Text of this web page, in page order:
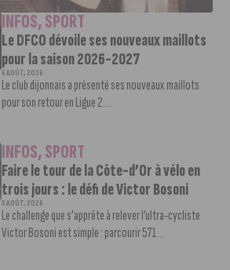
INFOS,SPORT
Le DFCO dévoile ses nouveaux maillots
pour la saison 2026-2027
6 AOÛT, 2026
Le club dijonnais a présenté ses nouveaux maillots
pour son retour en Ligue 2....
INFOS,SPORT
Faire le tour de la Côte-d’Or à vélo en
trois jours : le défi de Victor Bosoni
5 AOÛT, 2026
Le challenge que s’apprête à relever l’ultra-cycliste
Victor Bosoni est simple : parcourir 571...